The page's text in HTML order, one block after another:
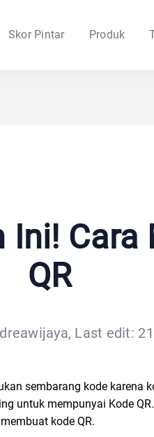
Skor Pintar Produk
Ini!
QR
Last edit:
sembarang kode
untuk mempunyai Kode
kode QR.